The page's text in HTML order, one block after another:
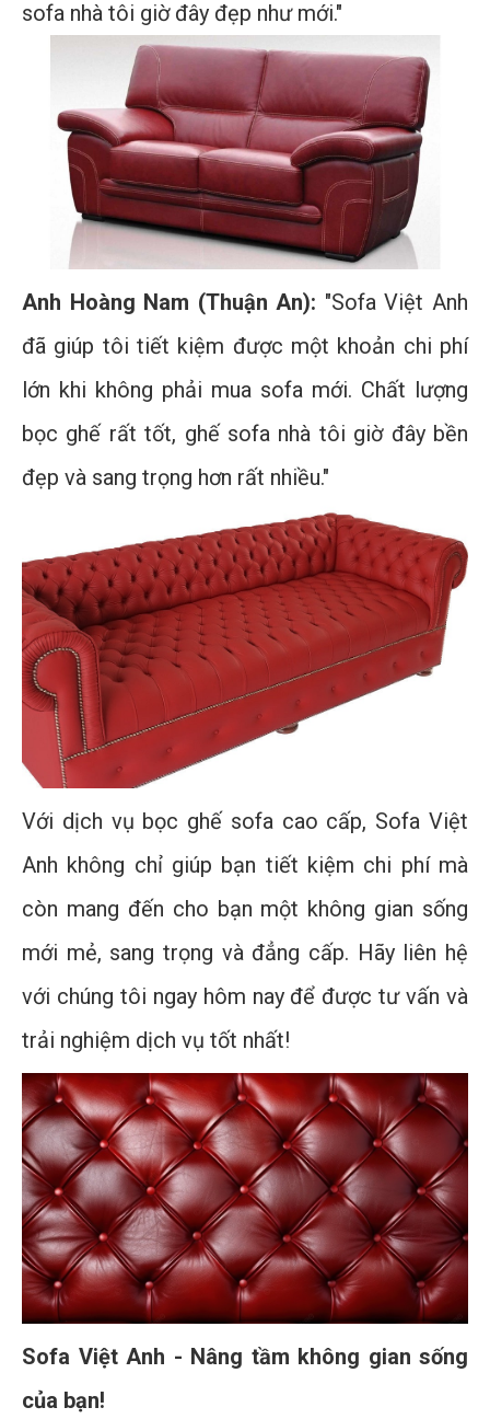
sofa nhà tôi giờ đây đẹp như mới."
Anh Hoàng Nam (Thuận An): "Sofa Việt Anh
đã giúp tôi tiết kiệm được một khoản chi phí
lớn khi không phải mua sofa mới. Chất lượng
bọc ghế rất tốt, ghế sofa nhà tôi giờ đây bền
đẹp và sang trọng hơn rất nhiều."
Với dịch vụ bọc ghế sofa cao cấp, Sofa Việt
Anh không chỉ giúp bạn tiết kiệm chi phí mà
còn mang đến cho bạn một không gian sống
mới mẻ, sang trọng và đẳng cấp. Hãy liên hệ
với chúng tôi ngay hôm nay để được tư vấn và
trải nghiệm dịch vụ tốt nhất!
Sofa Việt Anh - Nâng tầm không gian sống
của bạn!